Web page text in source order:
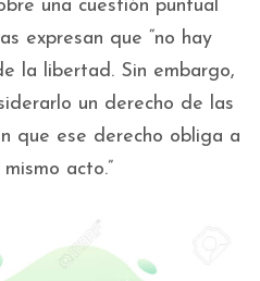
una cuestión puntual
expresan que “no hay
la libertad. Sin embargo,
un derecho de las
que ese derecho obliga a
acto.”